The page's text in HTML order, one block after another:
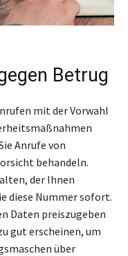
Betrug
mit der Vorwahl
Anrufe von
behandeln.
der Ihnen
diese Nummer sofort.
Daten preiszugeben
gut erscheinen, um
über